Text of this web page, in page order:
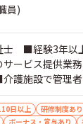
員)
士 ■経験3年
ービス提供業
護施設で管理者
日以上
研修制度あり
ボーナス・賞与あり